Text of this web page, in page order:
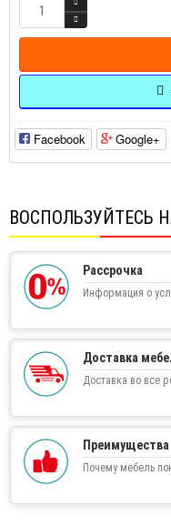
Facebook Google+
ВОСПОЛЬЗУЙТЕСЬ
Рассрочка
Информация о
Доставка
Доставка во все
Преимущества
Почему мебель